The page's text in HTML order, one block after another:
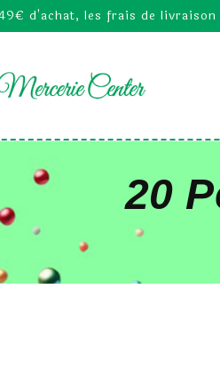
d'achat, les frais de
20